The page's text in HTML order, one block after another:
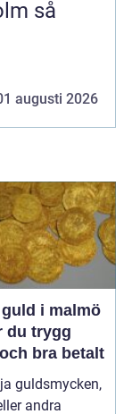
så
augusti 2026
i malmö
du trygg
bra betalt
guldsmycken,
andra